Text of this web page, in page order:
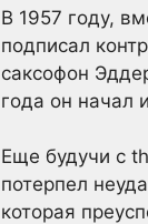
В 1957 году,
подписал
саксофон
года он начал
Еще будучи с
потерпел
которая